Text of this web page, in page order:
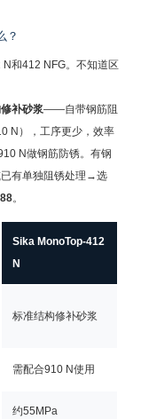
？
和412 NFG。不知道区
补砂浆——自带钢筋阻
N），工序更少，效率
N做钢筋防锈。有钢
有单独阻锈处理→选
。
Sika MonoTop-412
N
标准结构修补砂浆
需配合910 N使用
约55MPa